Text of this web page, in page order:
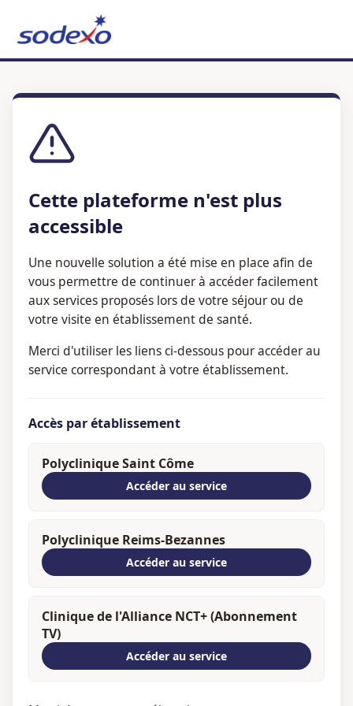
Cette plateforme n'est plus
accessible
Une nouvelle solution a été mise en place afin de
vous permettre de continuer à accéder facilement
aux services proposés lors de votre séjour ou de
votre visite en établissement de santé.
Merci d'utiliser les liens ci-dessous pour accéder au
service correspondant à votre établissement.
Accès par établissement
Polyclinique Saint Côme
Accéder au service
Polyclinique Reims-Bezannes
Accéder au service
Clinique de l'Alliance NCT+ (Abonnement
TV)
Accéder au service